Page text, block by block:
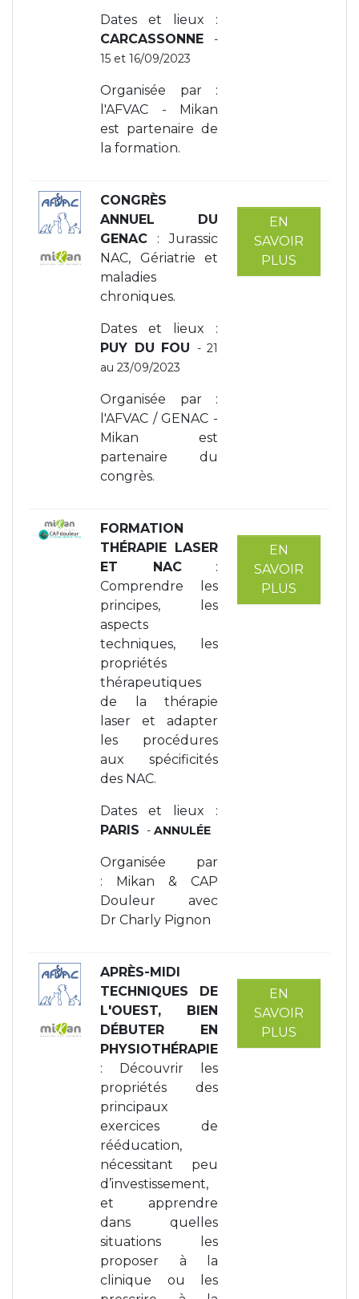
Dates et lieux :
CARCASSONNE -
15 et 16/09/2023
Organisée par :
l'AFVAC - Mikan
est partenaire de
la formation.
CONGRÈS
ANNUEL DU
GENAC : Jurassic
NAC, Gériatrie et
maladies
chroniques.
Dates et lieux :
PUY DU FOU - 21
au 23/09/2023
Organisée par :
l'AFVAC / GENAC -
Mikan est
partenaire du
congrès.
EN
SAVOIR
PLUS
FORMATION
THÉRAPIE LASER
ET NAC:
Comprendre les
principes, les
aspects
techniques, les
propriétés
thérapeutiques
de la thérapie
laser et adapter
les procédures
aux spécificités
des NAC.
Dates et lieux :
PARIS - ANNULÉE
Organisée par
: Mikan & CAP
Douleur avec
Dr Charly Pignon
EN
SAVOIR
PLUS
APRÈS-MIDI
TECHNIQUES DE
L'OUEST, BIEN
DÉBUTER EN
PHYSIOTHÉRAPIE
: Découvrir les
propriétés des
principaux
exercices de
rééducation,
nécessitant peu
d’investissement,
et apprendre
dans quelles
situations les
proposer à la
clinique ou les
EN
SAVOIR
PLUS